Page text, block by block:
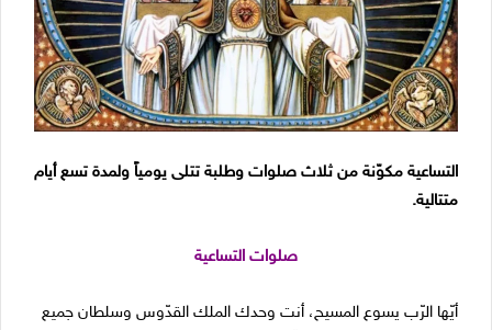
التساعية مكوّنة من ثلاث صلوات وطلبة تتلى يومياً ولمدة تسع أيام
متتالية.
صلوات التساعية
أيّها الرّب يسوع المسيح، أنت وحدك الملك القدّوس وسلطان جميع